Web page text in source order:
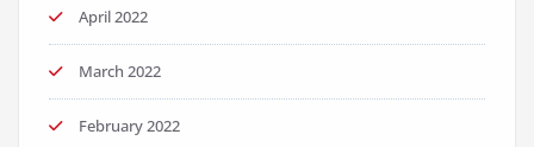
April 2022
March 2022
February 2022